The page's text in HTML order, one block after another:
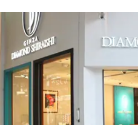
結婚指輪
セットリング
エタニティリング
クローズアップ
ブライダルアイテム
ティアラ
アニバーサリージュエリー
ベビージュエリー
ラブレタージュエリー
セットリングコレクション
商品クオリティ